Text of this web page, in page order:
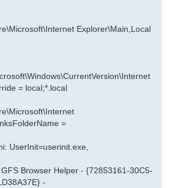
Explorer\Main,Local
= local;*.local
=
UserInit=userinit.exe,
Browser Helper - {72853161-30C5-
-